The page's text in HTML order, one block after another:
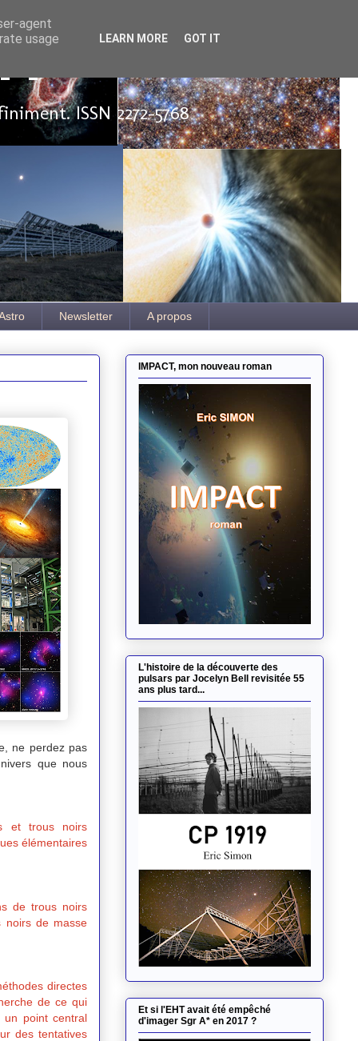
ISSN 2272-5768
Newsletter A propos
ne perdez pas
que nous
et trous noirs
élémentaires
de trous noirs
noirs de masse
directes
de ce qui
un point central
des tentatives
IMPACT, mon nouveau roman
L'histoire de la découverte des
pulsars par Jocelyn Bell revisitée 55
ans plus tard...
Et si l'EHT avait été empêché
d'imager Sgr A* en 2017 ?
agent
usage
LEARN MORE GOT IT